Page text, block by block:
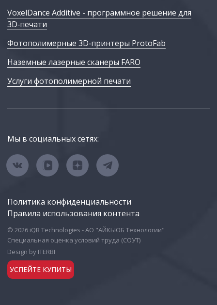
УСПЕЙТЕ КУПИТЬ!
VoxelDance Additive - программное решение для
3D‑печати
Фотополимерные 3D‑принтеры ProtoFab
Наземные лазерные сканеры FARO
Услуги фотополимерной печати
Мы в социальных сетях:
Политика конфиденциальности
Правила использования контента
© 2026 iQB Technologies - АО "АЙКЬЮБ Технологии"
Специальная оценка условий труда (СОУТ)
Design by ITERBI